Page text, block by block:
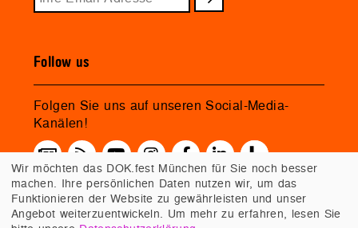
Follow us
Folgen Sie uns auf unseren Social-Media-
Kanälen!
Wir möchten das DOK.fest München für Sie noch besser
machen. Ihre persönlichen Daten nutzen wir, um das
Funktionieren der Website zu gewährleisten und unser
Angebot weiterzuentwickeln. Um mehr zu erfahren, lesen Sie